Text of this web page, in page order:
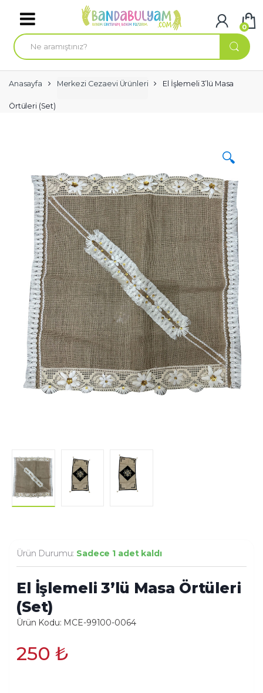
A
r
a
a
:
Anasayfa Merkezi Cezaevi Ürünleri El İşlemeli 3’lü Masa
Örtüleri (Set)
🔍
Ürün Durumu: Sadece 1 adet kaldı
El İşlemeli 3’lü Masa Örtüleri
(Set)
Ürün Kodu: MCE-99100-0064
250 ₺
0